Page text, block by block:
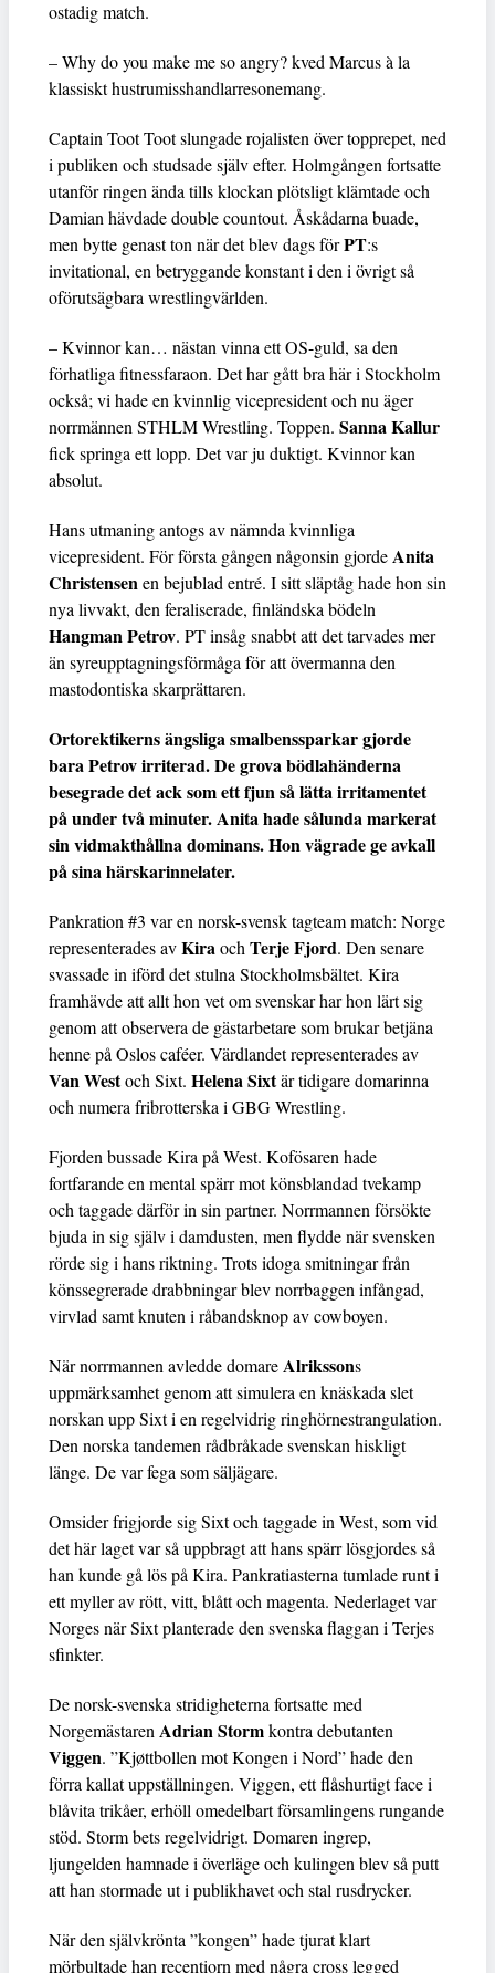
ostadig match.
– Why do you make me so angry? kved Marcus à la
klassiskt hustrumisshandlarresonemang.
Captain Toot Toot slungade rojalisten över topprepet, ned
i publiken och studsade själv efter. Holmgången fortsatte
utanför ringen ända tills klockan plötsligt klämtade och
Damian hävdade double countout. Åskådarna buade,
men bytte genast ton när det blev dags förPT:s
invitational, en betryggande konstant i den i övrigt så
oförutsägbara wrestlingvärlden.
– Kvinnor kan… nästan vinna ett OS-guld, sa den
förhatliga fitnessfaraon. Det har gått bra här i Stockholm
också; vi hade en kvinnlig vicepresident och nu äger
norrmännen STHLM Wrestling. Toppen. Sanna Kallur
fick springa ett lopp. Det var ju duktigt. Kvinnor kan
absolut.
Hans utmaning antogs av nämnda kvinnliga
vicepresident. För första gången någonsin gjordeAnita
Christensenen bejublad entré. I sitt släptåg hade hon sin
nya livvakt, den feraliserade, finländska bödeln
Hangman Petrov. PT insåg snabbt att det tarvades mer
än syreupptagningsförmåga för att övermanna den
mastodontiska skarprättaren.
Ortorektikerns ängsliga smalbenssparkar gjorde
bara Petrov irriterad. De grova bödlahänderna
besegrade det ack som ett fjun så lätta irritamentet
på under två minuter. Anita hade sålunda markerat
sin vidmakthållna dominans. Hon vägrade ge avkall
på sina härskarinnelater.
Pankration #3 var en norsk-svensk tagteam match: Norge
representerades avKiraoch Terje Fjord. Den senare
svassade in iförd det stulna Stockholmsbältet. Kira
framhävde att allt hon vet om svenskar har hon lärt sig
genom att observera de gästarbetare som brukar betjäna
henne på Oslos caféer. Värdlandet representerades av
Van Westoch Sixt. Helena Sixtär tidigare domarinna
och numera fribrotterska i GBG Wrestling.
Fjorden bussade Kira på West. Kofösaren hade
fortfarande en mental spärr mot könsblandad tvekamp
och taggade därför in sin partner. Norrmannen försökte
bjuda in sig själv i damdusten, men flydde när svensken
rörde sig i hans riktning. Trots idoga smitningar från
könssegrerade drabbningar blev norrbaggen infångad,
virvlad samt knuten i råbandsknop av cowboyen.
När norrmannen avledde domareAlrikssons
uppmärksamhet genom att simulera en knäskada slet
norskan upp Sixt i en regelvidrig ringhörnestrangulation.
Den norska tandemen rådbråkade svenskan hiskligt
länge. De var fega som säljägare.
Omsider frigjorde sig Sixt och taggade in West, som vid
det här laget var så uppbragt att hans spärr lösgjordes så
han kunde gå lös på Kira. Pankratiasterna tumlade runt i
ett myller av rött, vitt, blått och magenta. Nederlaget var
Norges när Sixt planterade den svenska flaggan i Terjes
sfinkter.
De norsk-svenska stridigheterna fortsatte med
Norgemästaren Adrian Stormkontra debutanten
Viggen. ”Kjøttbollen mot Kongen i Nord” hade den
förra kallat uppställningen. Viggen, ett flåshurtigt face i
blåvita trikåer, erhöll omedelbart församlingens rungande
stöd. Storm bets regelvidrigt. Domaren ingrep,
ljungelden hamnade i överläge och kulingen blev så putt
att han stormade ut i publikhavet och stal rusdrycker.
När den självkrönta ”kongen” hade tjurat klart
mörbultade han recentiorn med några cross legged